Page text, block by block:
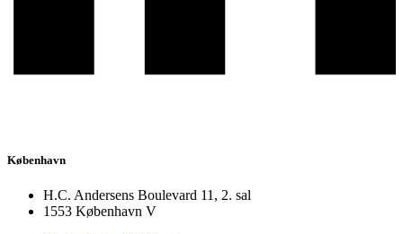
København
H.C. Andersens Boulevard 11, 2. sal
1553 København V